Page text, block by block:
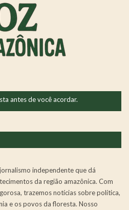
antes de você acordar.
independente que dá
da região amazônica. Com
trazemos notícias sobre política,
e os povos da floresta. Nosso